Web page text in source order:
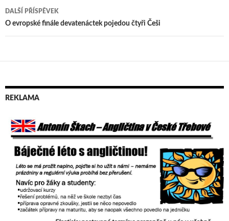
pro
příspěvek
DALŠÍ PŘÍSPĚVEK
O evropské finále devatenáctek pojedou čtyři Češi
REKLAMA